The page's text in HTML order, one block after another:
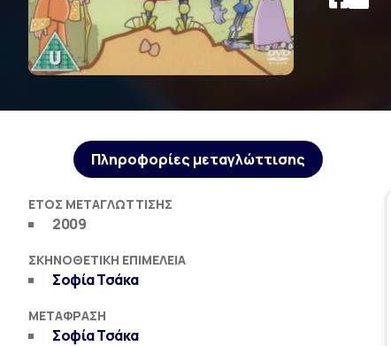
Πληροφορίες μεταγλώττισης
ΈΤΟΣ ΜΕΤΑΓΛΏΤΤΙΣΗΣ
2009
ΣΚΗΝΟΘΕΤΙΚΉ ΕΠΙΜΈΛΕΙΑ
Σοφία Τσάκα
ΜΕΤΆΦΡΑΣΗ
Σοφία Τσάκα